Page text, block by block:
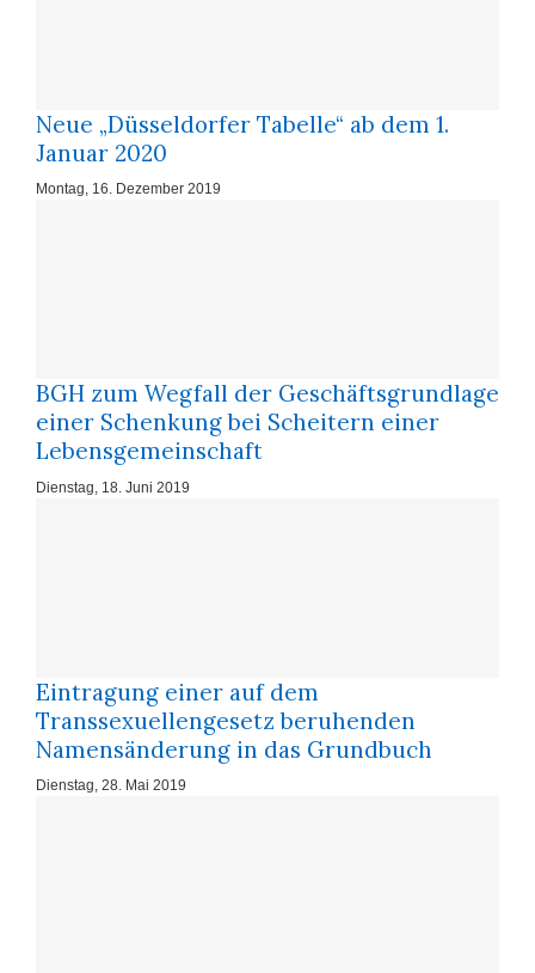
Neue „Düsseldorfer Tabelle“ ab dem 1.
Januar 2020
Montag, 16. Dezember 2019
BGH zum Wegfall der Geschäftsgrundlage
einer Schenkung bei Scheitern einer
Lebensgemeinschaft
Dienstag, 18. Juni 2019
Eintragung einer auf dem
Transsexuellengesetz beruhenden
Namensänderung in das Grundbuch
Dienstag, 28. Mai 2019